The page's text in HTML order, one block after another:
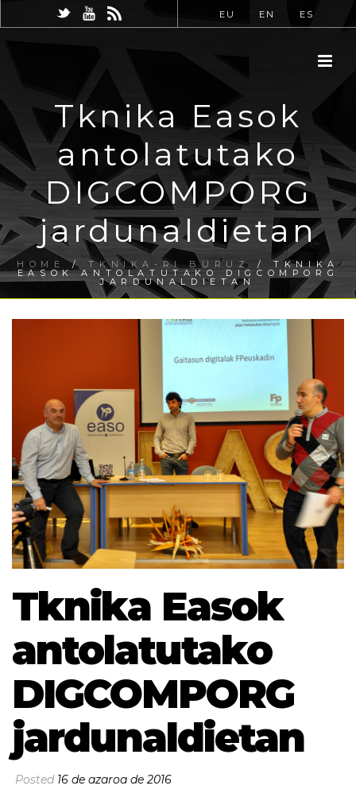
EU EN ES
Tknika Easok
antolatutako
DIGCOMPORG
jardunaldietan
HOME /TKNIKA-RI BURUZ / TKNIKA
EASOK ANTOLATUTAKO DIGCOMPORG
JARDUNALDIETAN
Tknika Easok
antolatutako
DIGCOMPORG
jardunaldietan
Posted 16 de azaroa de 2016